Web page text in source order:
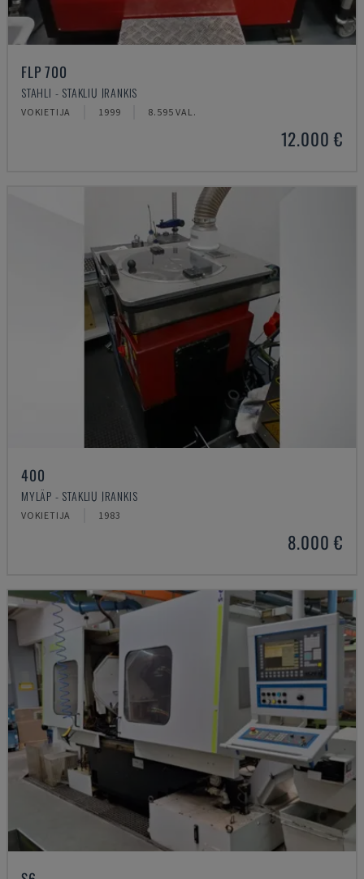
FLP 700
STAHLI - STAKLIŲ ĮRANKIS
VOKIETIJA 1999 8.595 VAL.
12.000 €
400
MYLÄP - STAKLIŲ ĮRANKIS
VOKIETIJA 1983
8.000 €